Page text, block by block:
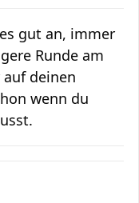
gut an, immer
Runde am
deinen
wenn du